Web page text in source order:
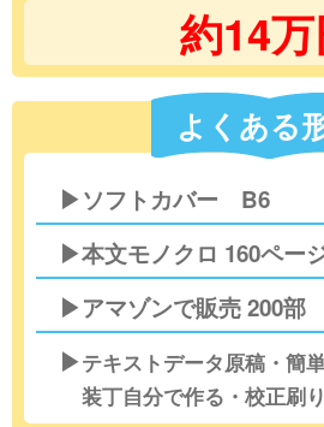
約14
よくある
▶ソフトカバー B6
▶本文モノクロ 160ペー
▶アマゾンで販売 200部
▶テキストデータ原稿・簡
装丁自分で作る・校正刷